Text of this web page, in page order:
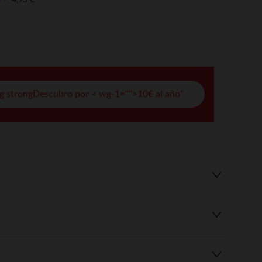
strongDescubro por < wg-1="">10€ al año*